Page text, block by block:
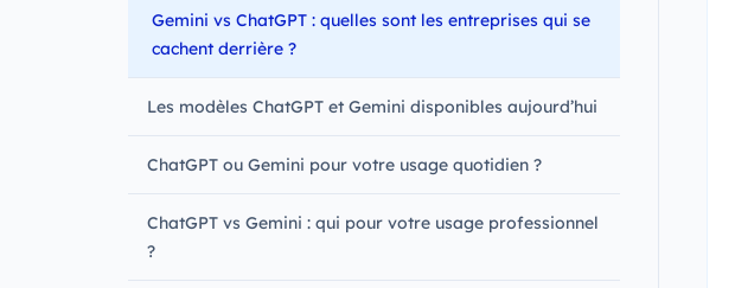
Gemini vs ChatGPT : quelles sont les entreprises qui se
cachent derrière ?
Les modèles ChatGPT et Gemini disponibles aujourd’hui
ChatGPT ou Gemini pour votre usage quotidien ?
ChatGPT vs Gemini : qui pour votre usage professionnel
?